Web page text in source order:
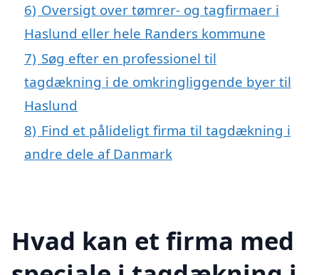
6) Oversigt over tømrer- og tagfirmaer i
Haslund eller hele Randers kommune
7) Søg efter en professionel til
tagdækning i de omkringliggende byer til
Haslund
8) Find et pålideligt firma til tagdækning i
andre dele af Danmark
Hvad kan et firma med